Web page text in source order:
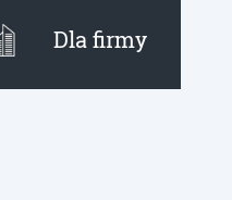
Dla firmy